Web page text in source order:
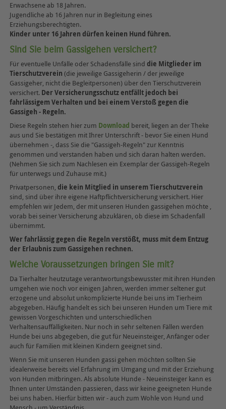
Erwachsene ab 18 Jahren.
Jugendliche ab 16 Jahren nur in Begleitung eines
Erziehungsberechtigten.
Kinder unter 16 Jahren dürfen keinen Hund führen.
Sind Sie beim Gassigehen versichert?
Für eventuelle Unfälle oder Schadensfälle sind die Mitglieder im
Tierschutzverein (die jeweilige Gassigeherin / der jeweilige
Gassigeher, nicht die Begleitpersonen) über den Tierschutzverein
versichert. Der Versicherungsschutz entfällt jedoch bei
fahrlässigem Verhalten und bei einem Verstoß gegen die
Gassigeh - Regeln.
Diese Regeln stehen hier zum Download bereit, liegen an der Theke
aus und Sie bestätigen mit Ihrer Unterschrift - bevor Sie einen Hund
übernehmen -, dass Sie die "Gassigeh-Regeln" zur Kenntnis
genommen und verstanden haben und sich daran halten werden.
(Nehmen Sie sich zum Nachlesen ein Exemplar der Gassigeh-Regeln
für unterwegs und Zuhause mit.)
Privatpersonen,die kein Mitglied in unserem Tierschutzverein
sind, sind über ihre eigene Haftpflichtversicherung versichert. Hier
empfehlen wir Jedem, der mit unseren Hunden gassigehen möchte ,
vorab bei seiner Versicherung abzuklären, ob diese im Schadenfall
übernimmt.
Wer fahrlässig gegen die Regeln verstößt, muss mit dem Entzug
der Erlaubnis zum Gassigehen rechnen.
Welche Voraussetzungen bringen Sie mit?
Da Tierhalter heutzutage verantwortungsbewusster mit ihren Hunden
umgehen wie noch vor einigen Jahren, werden immer seltener gut
erzogene und absolut unkomplizierte Hunde bei uns im Tierheim
abgegeben. Häufig handelt es sich bei unseren Hunden um Tiere mit
gewissen Vorgeschichten und unterschiedlichen
Verhaltensauffälligkeiten. Nur noch in sehr seltenen Fällen werden
Hunde bei uns abgegeben, die gut für Neueinsteiger, Anfänger oder
auch für Familien mit kleinen Kindern geeignet sind.
Wenn Sie mit unseren Hunden gassi gehen möchten sollten Sie
idealerweise bereits viel Erfahrung im Umgang und mit der Erziehung
von Hunden mitbringen. Als absolute Hunde - Neueinsteiger kann es
Ihnen unter Umständen passieren, dass wir keine geeigneten Hunde
bei uns haben. Hierfür bitten wir - auch zum Wohle von Hund und